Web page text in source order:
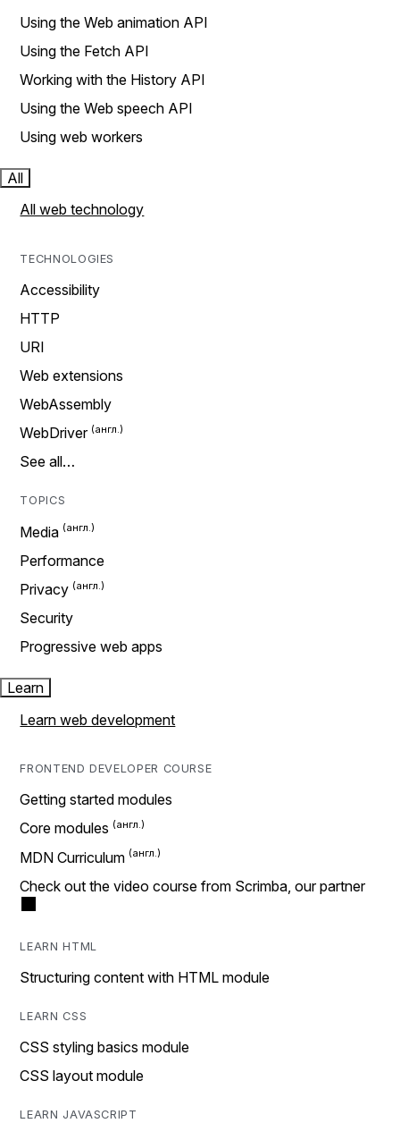
Using the Web animation API
Using the Fetch API
Working with the History API
Using the Web speech API
Using web workers
All
All web technology
TECHNOLOGIES
Accessibility
HTTP
URI
Web extensions
WebAssembly
WebDriver
See all…
TOPICS
Media
Performance
Privacy
Security
Progressive web apps
Learn
Learn web development
FRONTEND DEVELOPER COURSE
Getting started modules
Core modules
MDN Curriculum
Check out the video course from Scrimba, our partner
LEARN HTML
Structuring content with HTML module
LEARN CSS
CSS styling basics module
CSS layout module
LEARN JAVASCRIPT